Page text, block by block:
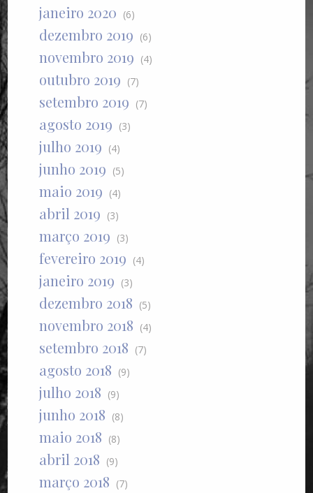
janeiro 2020 (6)
dezembro 2019 (6)
novembro 2019 (4)
outubro 2019 (7)
setembro 2019 (7)
agosto 2019 (3)
julho 2019 (4)
junho 2019 (5)
maio 2019 (4)
abril 2019 (3)
março 2019 (3)
fevereiro 2019 (4)
janeiro 2019 (3)
dezembro 2018 (5)
novembro 2018 (4)
setembro 2018 (7)
agosto 2018 (9)
julho 2018 (9)
junho 2018 (8)
maio 2018 (8)
abril 2018 (9)
março 2018 (7)